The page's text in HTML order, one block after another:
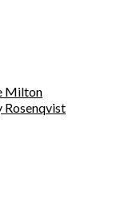
Milton
Rosenqvist